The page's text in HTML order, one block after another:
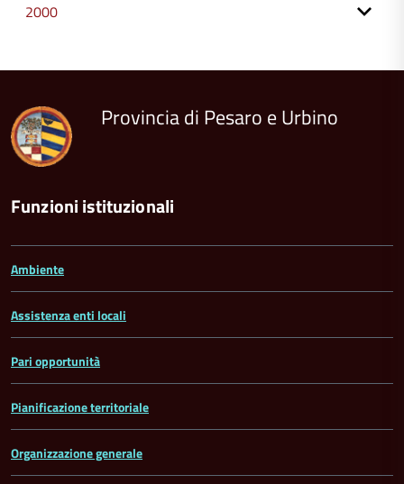
2000
del
Provincia di Pesaro e Urbino
Funzioni istituzionali
Ambiente
Assistenza enti locali
Pari opportunità
Pianificazione territoriale
Organizzazione generale